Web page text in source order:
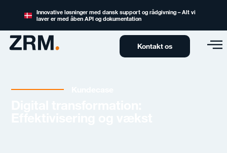
Innovative løsninger med dansk support og rådgivning – Alt vi
laver er med åben API og dokumentation
Kontakt os